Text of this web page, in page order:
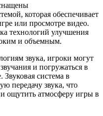
которая обеспечивает
или просмотре видео.
технологий улучшения
и объемным.
звука, игроки могут
и погружаться в
система в
передачу звука, что
ощутить атмосферу игры в